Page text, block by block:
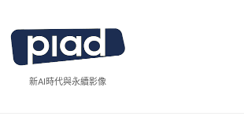
piad
拍
新AI時代與永續影像